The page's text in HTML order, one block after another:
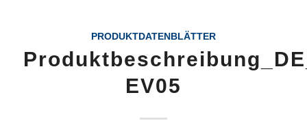
PRODUKTDATENBLÄTTER
EV05